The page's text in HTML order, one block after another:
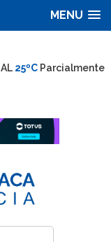
MENU
25ºC Parcialmente